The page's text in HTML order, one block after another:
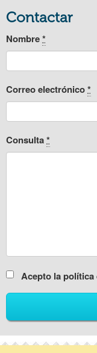
Contactar
Nombre*
Correo electrónico*
Consulta*
Acepto la política